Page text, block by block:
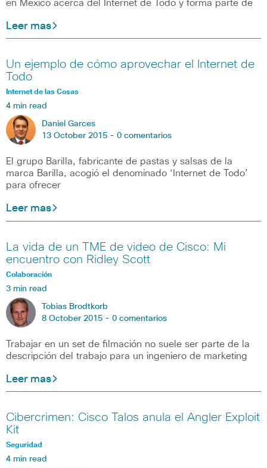
en México acerca del Internet de Todo y forma parte de
Leer mas
Un ejemplo de cómo aprovechar el Internet de
Todo
Internet de las Cosas
4 min read
Daniel Garces
13 October 2015 - 0 comentarios
El grupo Barilla, fabricante de pastas y salsas de la
marca Barilla, acogió el denominado ‘Internet de Todo’
para ofrecer
Leer mas
La vida de un TME de video de Cisco: Mi
encuentro con Ridley Scott
Colaboración
3 min read
Tobias Brodtkorb
8 October 2015 - 0 comentarios
Trabajar en un set de filmación no suele ser parte de la
descripción del trabajo para un ingeniero de marketing
Leer mas
Cibercrimen: Cisco Talos anula el Angler Exploit
Kit
Seguridad
4 min read